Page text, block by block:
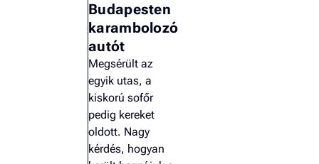
Budapesten
karambolozó
autót
Megsérült az
egyik utas, a
kiskorú sofőr
pedig kereket
oldott. Nagy
kérdés, hogyan